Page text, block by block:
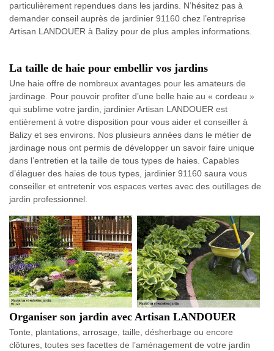
particulièrement rependues dans les jardins. N’hésitez pas à
demander conseil auprès de jardinier 91160 chez l’entreprise
Artisan LANDOUER à Balizy pour de plus amples informations.
La taille de haie pour embellir vos jardins
Une haie offre de nombreux avantages pour les amateurs de
jardinage. Pour pouvoir profiter d’une belle haie au « cordeau »
qui sublime votre jardin, jardinier Artisan LANDOUER est
entièrement à votre disposition pour vous aider et conseiller à
Balizy et ses environs. Nos plusieurs années dans le métier de
jardinage nous ont permis de développer un savoir faire unique
dans l’entretien et la taille de tous types de haies. Capables
d’élaguer des haies de tous types, jardinier 91160 saura vous
conseiller et entretenir vos espaces vertes avec des outillages de
jardin professionnel.
Organiser son jardin avec Artisan LANDOUER
Tonte, plantations, arrosage, taille, désherbage ou encore
clôtures, toutes ses facettes de l’aménagement de votre jardin